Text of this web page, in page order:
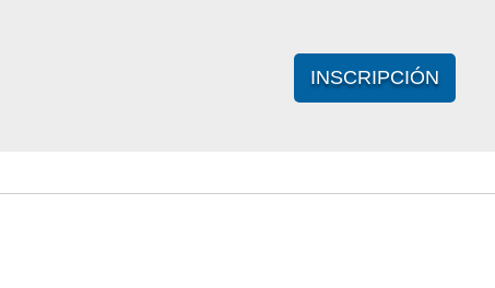
INSCRIPCIÓN